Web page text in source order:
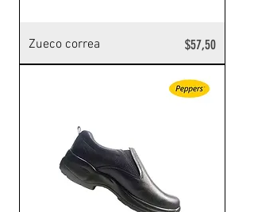
Zueco correa Precio
$57,50